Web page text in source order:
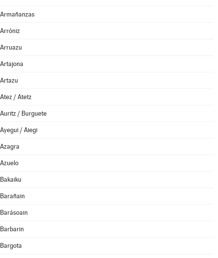
Armañanzas
Arróniz
Arruazu
Artajona
Artazu
Atez / Atetz
Auritz / Burguete
Ayegui / Aiegi
Azagra
Azuelo
Bakaiku
Barañain
Barásoain
Barbarin
Bargota